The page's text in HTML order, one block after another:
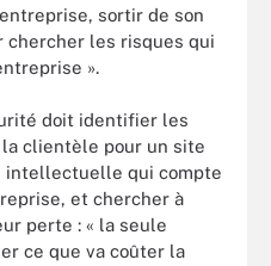
sortir de son
chercher les risques qui
».
doit identifier les
la clientèle pour un site
intellectuelle qui compte
et chercher à
perte : « la seule
ce que va coûter la